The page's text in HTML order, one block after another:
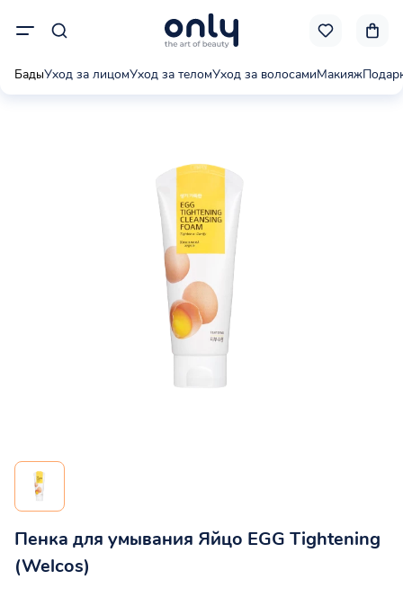
БадыУход за лицомУход за теломУход за волосамиМакияж
Пенка для умывания Яйцо EGG Tightening
(Welcos)